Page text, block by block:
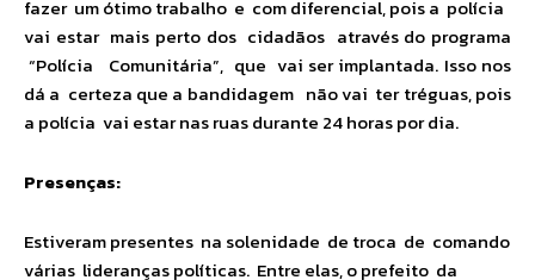
fazer um ótimo trabalho e com diferencial, pois a polícia
vai estar mais perto dos cidadãos através do programa
“Polícia Comunitária”, que vai ser implantada. Isso nos
dá a certeza que a bandidagem não vai ter tréguas, pois
a polícia vai estar nas ruas durante 24 horas por dia.
Presenças:
Estiveram presentes na solenidade de troca de comando
várias lideranças políticas. Entre elas, o prefeito da